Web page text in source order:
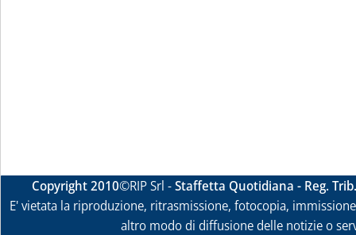
Copyright 2010©RIP Srl -Staffetta Quotidiana - Reg.
E' vietata la riproduzione, ritrasmissione, fotocopia,
altro modo di diffusione delle notizie o